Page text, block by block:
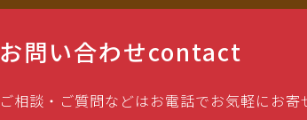
お問い合わせcontact
ご相談・ご質問などはお電話でお気軽にお寄